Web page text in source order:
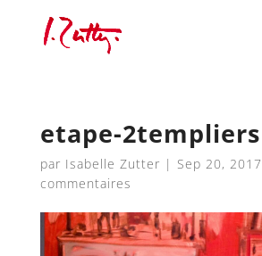
etape-2templiers
par Isabelle Zutter | Sep 20, 2017
commentaires